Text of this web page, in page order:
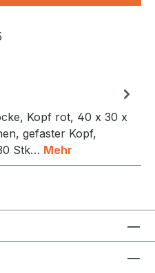
Kopf rot, 40 x 30 x
gefaster Kopf,
Stk… Mehr